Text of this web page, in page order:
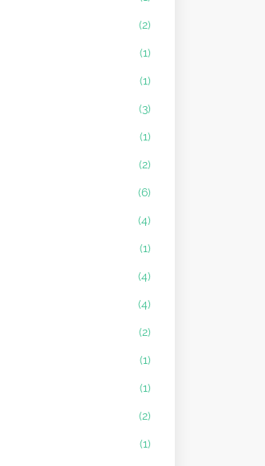
(2)
(1)
(1)
(3)
(1)
(2)
(6)
(4)
(1)
(4)
(4)
(2)
(1)
(1)
(2)
(1)